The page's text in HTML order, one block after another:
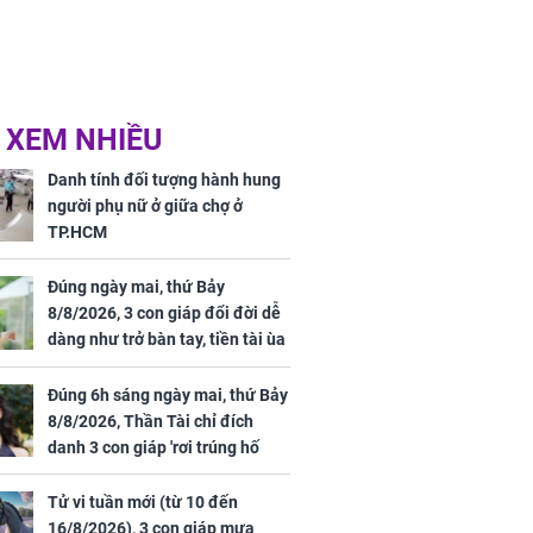
NHIỀU
Danh tính đối tượng hành hung
người phụ nữ ở giữa chợ ở
TP.HCM
Đúng ngày mai, thứ Bảy
8/8/2026, 3 con giáp đổi đời dễ
dàng như trở bàn tay, tiền tài ùa
tới, ngồi không lộc cũng đến,
phú quý theo tới già
Đúng 6h sáng ngày mai, thứ Bảy
8/8/2026, Thần Tài chỉ đích
danh 3 con giáp 'rơi trúng hố
vàng', tiền bạc ùa về nhà 'như lũ
cuốn', vươn mình thành đại gia
trong phút chốc
Tử vi tuần mới (từ 10 đến
16/8/2026), 3 con giáp mưa